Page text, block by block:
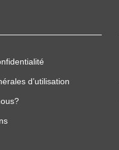
d’utilisation